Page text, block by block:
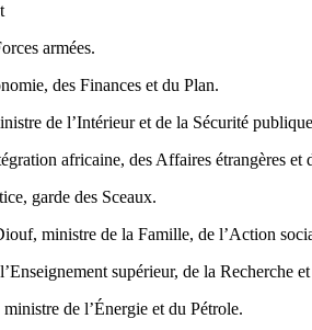
armées.
des Finances et du Plan.
de l’Intérieur et de la Sécurité
africaine, des Affaires étrangères et
garde des Sceaux.
ministre de la Famille, de l’Action
supérieur, de la Recherche
de l’Énergie et du Pétrole.